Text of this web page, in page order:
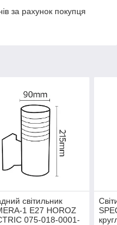
за рахунок покупця
світильник
1 Е27 HOROZ
075-018-0001-